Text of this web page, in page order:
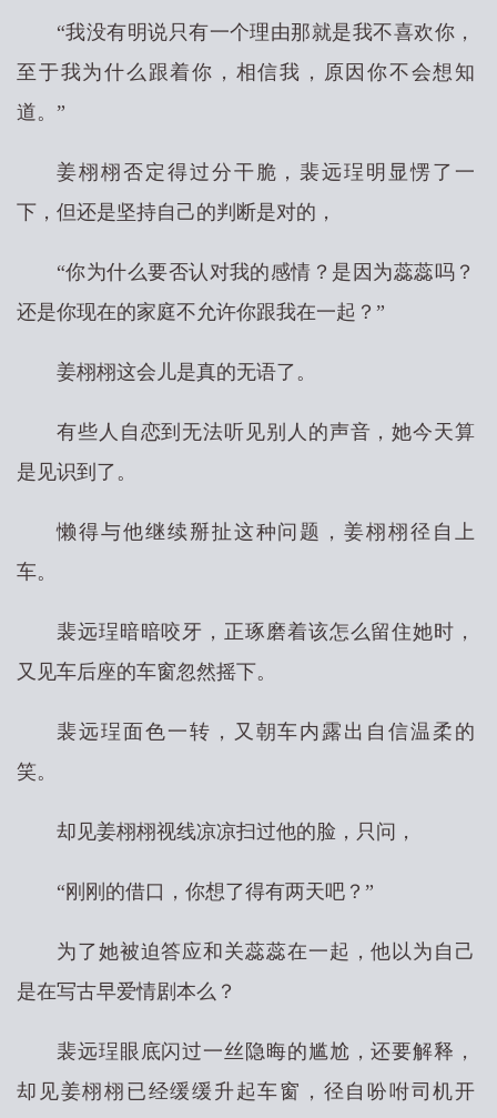
“我没有明说只有一个理由那就是我不喜欢你，
至于我为什么跟着你，相信我，原因你不会想知
道。”
姜栩栩否定得过分干脆，裴远珵明显愣了一
下，但还是坚持自己的判断是对的，
“你为什么要否认对我的感情？是因为蕊蕊吗？
还是你现在的家庭不允许你跟我在一起？”
姜栩栩这会儿是真的无语了。
有些人自恋到无法听见别人的声音，她今天算
是见识到了。
懒得与他继续掰扯这种问题，姜栩栩径自上
车。
裴远珵暗暗咬牙，正琢磨着该怎么留住她时，
又见车后座的车窗忽然摇下。
裴远珵面色一转，又朝车内露出自信温柔的
笑。
却见姜栩栩视线凉凉扫过他的脸，只问，
“刚刚的借口，你想了得有两天吧？”
为了她被迫答应和关蕊蕊在一起，他以为自己
是在写古早爱情剧本么？
裴远珵眼底闪过一丝隐晦的尴尬，还要解释，
却见姜栩栩已经缓缓升起车窗，径自吩咐司机开